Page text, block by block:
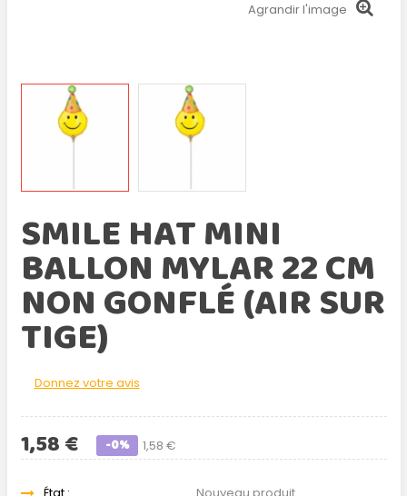
Agrandir l'image
SMILE HAT MINI
BALLON MYLAR 22 CM
NON GONFLÉ (AIR SUR
TIGE)
Donnez votre avis
1,58 €
1,58 € -0%